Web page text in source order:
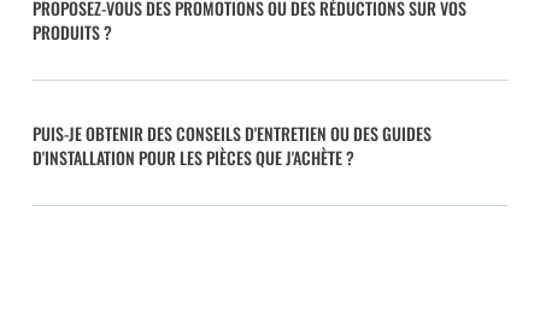
PROPOSEZ-VOUS DES PROMOTIONS OU DES RÉDUCTIONS SUR VOS
PRODUITS ?
PUIS-JE OBTENIR DES CONSEILS D'ENTRETIEN OU DES GUIDES
D'INSTALLATION POUR LES PIÈCES QUE J'ACHÈTE ?